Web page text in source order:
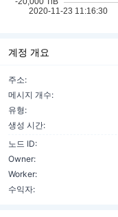
계정 개요
주소:
메시지 개수:
유형:
생성 시간:
노드 ID:
Owner:
Worker:
수익자: